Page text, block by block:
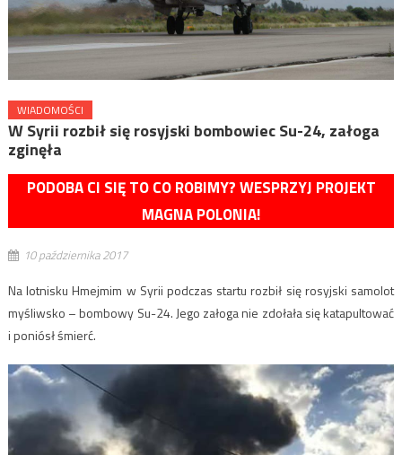
WIADOMOŚCI
W Syrii rozbił się rosyjski bombowiec Su-24, załoga
zginęła
PODOBA CI SIĘ TO CO ROBIMY? WESPRZYJ PROJEKT
MAGNA POLONIA!
10 października 2017
Na lotnisku Hmejmim w Syrii podczas startu rozbił się rosyjski samolot
myśliwsko – bombowy Su-24. Jego załoga nie zdołała się katapultować
i poniósł śmierć.